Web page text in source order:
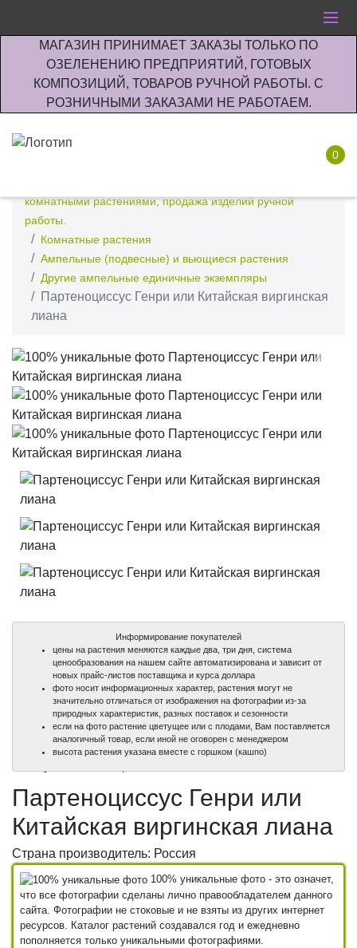
МАГАЗИН ПРИНИМАЕТ ЗАКАЗЫ ТОЛЬКО ПО
ОЗЕЛЕНЕНИЮ ПРЕДПРИЯТИЙ, ГОТОВЫХ
КОМПОЗИЦИЙ, ТОВАРОВ РУЧНОЙ РАБОТЫ. С
РОЗНИЧНЫМИ ЗАКАЗАМИ НЕ РАБОТАЕМ.
0
комнатными растениями, продажа изделий ручной
работы.
Комнатные растения
Ампельные (подвесные) и вьющиеся растения
Другие ампельные единичные экземпляры
Партеноциссус Генри или Китайская виргинская
лиана
100%
100%
100%
Информирование покупателей
цены на растения меняются каждые два, три дня, система
ценообразования на нашем сайте автоматизирована и зависит от
новых прайс-листов поставщика и курса доллара
фото носит информационных характер, растения могут не
значительно отличаться от изображения на фотографии из-за
природных характеристик, разных поставок и сезонности
если на фото растение цветущее или с плодами, Вам поставляется
аналогичный товар, если иной не оговорен с менеджером
высота растения указана вместе с горшком (кашпо)
Партеноциссус Генри или
Китайская виргинская лиана
Страна производитель: Россия
100% уникальные фото - это означет,
что все фотографии сделаны лично правообладателем данного
сайта. Фотографии не стоковые и не взяты из других интернет
ресурсов. Каталог растений создавался год и ежедневно
пополняется только уникальными фотографиями.